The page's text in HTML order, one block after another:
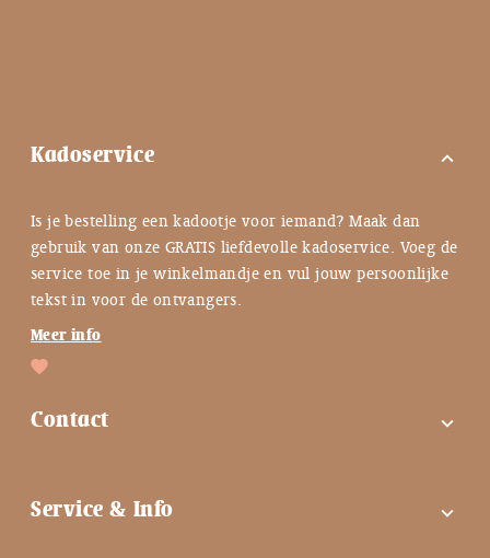
Kadoservice expand_more
Is je bestelling een kadootje voor iemand? Maak dan
gebruik van onze GRATIS liefdevolle kadoservice. Voeg de
service toe in je winkelmandje en vul jouw persoonlijke
tekst in voor de ontvangers.
Meer info
Contact expand_more
Contactgegevens
Service & Info expand_more